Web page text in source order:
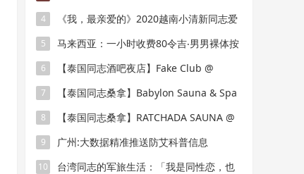
友史
4
《我，最亲爱的》2020越南小清新同志爱
情电影！
5
马来西亚：一小时收费80令吉‧男男裸体按
摩辟新市场
6
【泰国同志酒吧夜店】Fake Club @
BKK：曼谷最棒的小鲜肉走秀
7
【泰国同志桑拿】Babylon Sauna & Spa
@ BKK：欧洲老年人和亚洲熊的俱乐部
8
【泰国同志桑拿】RATCHADA SAUNA @
BKK：更名后的R3 Sauna
9 广州:大数据精准推送防艾科普信息
10
台湾同志的军旅生活：「我是同性恋，也